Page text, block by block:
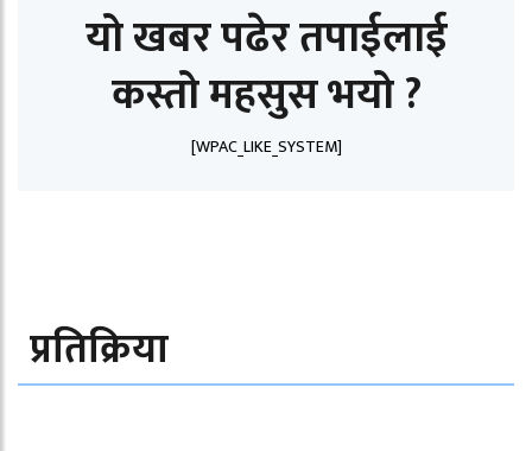
यो खबर पढेर तपाईलाई
कस्तो महसुस भयो ?
[WPAC_LIKE_SYSTEM]
प्रतिक्रिया